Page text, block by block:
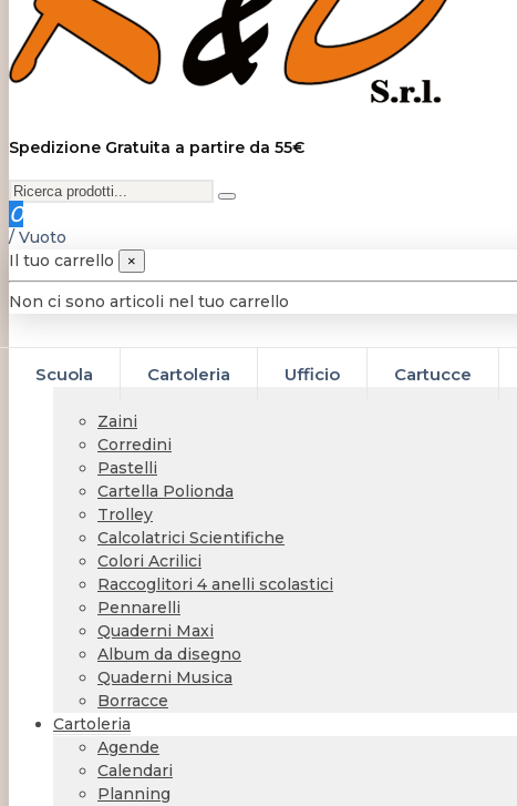
Spedizione Gratuita a partire da 55€
0
/ Vuoto
Il tuo carrello
×
Non ci sono articoli nel tuo carrello
Scuola Cartoleria Ufficio Cartucce
Zaini
Corredini
Pastelli
Cartella Polionda
Trolley
Calcolatrici Scientifiche
Colori Acrilici
Raccoglitori 4 anelli scolastici
Pennarelli
Quaderni Maxi
Album da disegno
Quaderni Musica
Borracce
Cartoleria
Agende
Calendari
Planning